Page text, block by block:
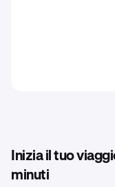
Inizia il tuo
minuti